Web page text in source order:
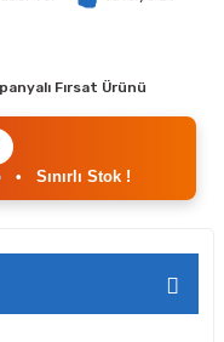
Fırsat Ürünü
• Sınırlı Stok !